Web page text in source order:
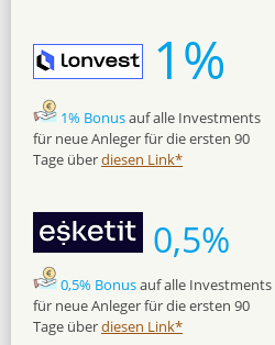
1%
1% Bonusauf alle Investments
für neue Anleger für die ersten 90
Tage überdiesen Link*
0,5%
0,5% Bonusauf alle Investments
für neue Anleger für die ersten 90
Tage überdiesen Link*